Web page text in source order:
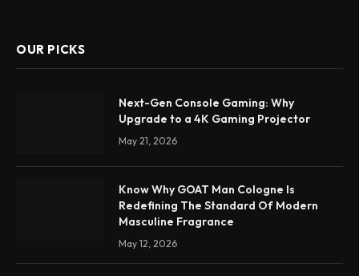
OUR PICKS
Next-Gen Console Gaming: Why
Upgrade to a 4K Gaming Projector
May 21, 2026
Know Why GOAT Man Cologne Is
Redefining The Standard Of Modern
Masculine Fragrance
May 12, 2026